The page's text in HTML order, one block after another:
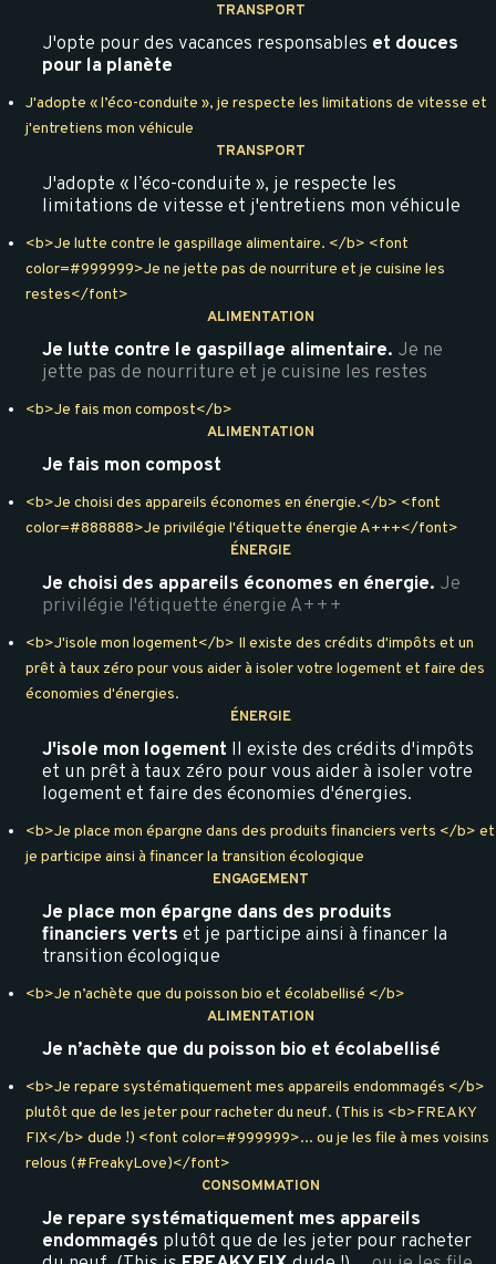
TRANSPORT
J'opte pour des vacances responsables et douces
pour la planète
J'adopte « l’éco-conduite », je respecte les limitations de vitesse et
j'entretiens mon véhicule
TRANSPORT
J'adopte « l’éco-conduite », je respecte les
limitations de vitesse et j'entretiens mon véhicule
<b>Je lutte contre le gaspillage alimentaire. </b> <font
color=#999999>Je ne jette pas de nourriture et je cuisine les
restes</font>
ALIMENTATION
Je lutte contre le gaspillage alimentaire. Je ne
jette pas de nourriture et je cuisine les restes
<b>Je fais mon compost</b>
ALIMENTATION
Je fais mon compost
<b>Je choisi des appareils économes en énergie.</b> <font
color=#888888>Je privilégie l'étiquette énergie A+++</font>
ÉNERGIE
Je choisi des appareils économes en énergie. Je
privilégie l'étiquette énergie A+++
<b>J'isole mon logement</b> Il existe des crédits d'impôts et un
prêt à taux zéro pour vous aider à isoler votre logement et faire des
économies d'énergies.
ÉNERGIE
J'isole mon logement Il existe des crédits d'impôts
et un prêt à taux zéro pour vous aider à isoler votre
logement et faire des économies d'énergies.
<b>Je place mon épargne dans des produits financiers verts </b> et
je participe ainsi à financer la transition écologique
ENGAGEMENT
Je place mon épargne dans des produits
financiers vertset je participe ainsi à financer la
transition écologique
<b>Je n’achète que du poisson bio et écolabellisé </b>
ALIMENTATION
Je n’achète que du poisson bio et écolabellisé
<b>Je repare systématiquement mes appareils endommagés </b>
plutôt que de les jeter pour racheter du neuf. (This is <b>FREAKY
FIX</b> dude !) <font color=#999999>... ou je les file à mes voisins
relous (#FreakyLove)</font>
CONSOMMATION
Je repare systématiquement mes appareils
endommagés plutôt que de les jeter pour racheter